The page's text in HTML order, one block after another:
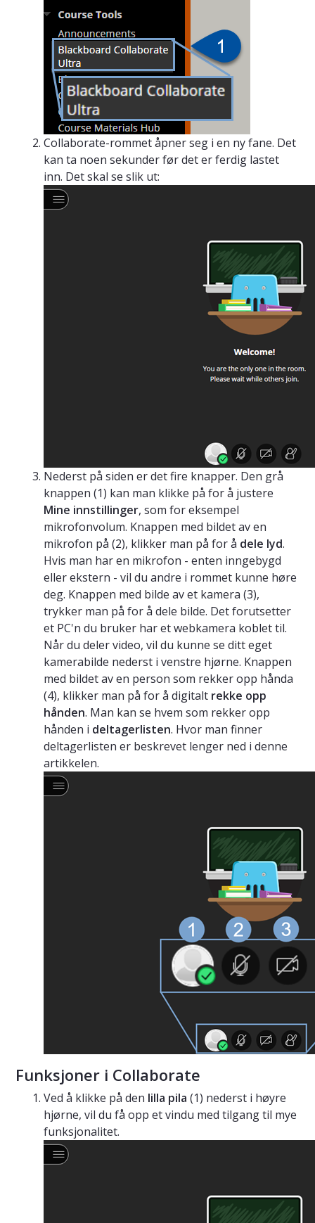
Collaborate-rommet åpner seg i en ny fane. Det
kan ta noen sekunder før det er ferdig lastet
inn. Det skal se slik ut:
Nederst på siden er det fire knapper. Den grå
knappen (1) kan man klikke på for å justere
Mine innstillinger, som for eksempel
mikrofonvolum. Knappen med bildet av en
mikrofon på (2), klikker man på for å dele lyd.
Hvis man har en mikrofon - enten inngebygd
eller ekstern - vil du andre i rommet kunne høre
deg. Knappen med bilde av et kamera (3),
trykker man på for å dele bilde. Det forutsetter
et PC'n du bruker har et webkamera koblet til.
Når du deler video, vil du kunne se ditt eget
kamerabilde nederst i venstre hjørne. Knappen
med bildet av en person som rekker opp hånda
(4), klikker man på for å digitalt rekke opp
hånden. Man kan se hvem som rekker opp
hånden i deltagerlisten. Hvor man finner
deltagerlisten er beskrevet lenger ned i denne
artikkelen.
Funksjoner i Collaborate
Ved å klikke på den lilla pila (1) nederst i høyre
hjørne, vil du få opp et vindu med tilgang til mye
funksjonalitet.